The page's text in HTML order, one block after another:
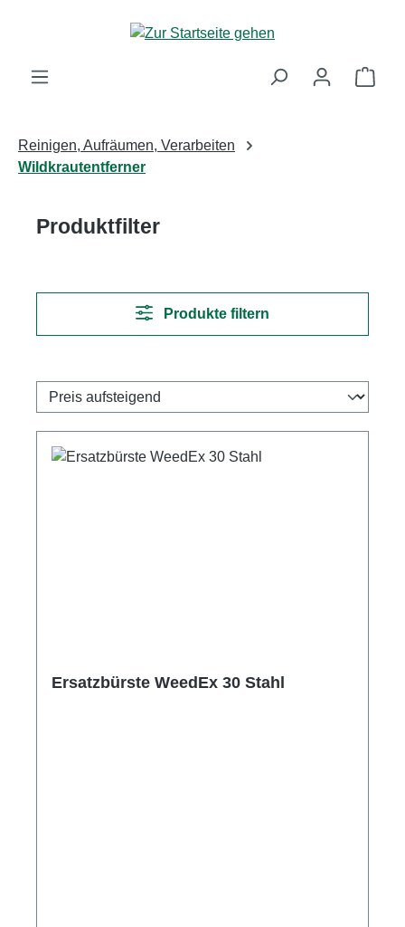
Zum Hauptinhalt springen
Reinigen, Aufräumen, Verarbeiten
Wildkrautentferner
Produktfilter
Produkte filtern
Ersatzbürste WeedEx 30 Stahl